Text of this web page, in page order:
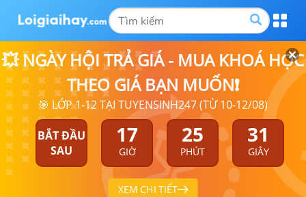
💥 NGÀY HỘI TRẢ GIÁ - MUA KHOÁ HỌC
THEO GIÁ BẠN MUỐN❗
🎯 LỚP 1-12 TẠI TUYENSINH247 (TỪ 10-12/08)
BẮT ĐẦU
SAU
17
GIỜ
25
PHÚT
30
GIÂY
XEM CHI TIẾT